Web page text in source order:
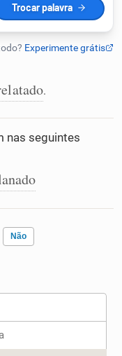
.
nas seguintes
Não
me ajudou